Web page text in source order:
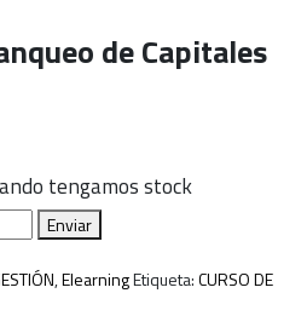
de Capitales
tengamos stock
Enviar
,ElearningEtiqueta:CURSO DE